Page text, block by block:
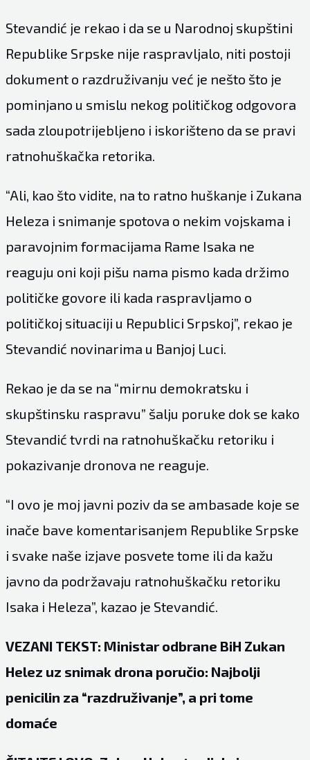
Stevandić je rekao i da se u Narodnoj skupštini
Republike Srpske nije raspravljalo, niti postoji
dokument o razdruživanju već je nešto što je
pominjano u smislu nekog političkog odgovora
sada zloupotrijebljeno i iskorišteno da se pravi
ratnohuškačka retorika.
“Ali, kao što vidite, na to ratno huškanje i Zukana
Heleza i snimanje spotova o nekim vojskama i
paravojnim formacijama Rame Isaka ne
reaguju oni koji pišu nama pismo kada držimo
političke govore ili kada raspravljamo o
političkoj situaciji u Republici Srpskoj”, rekao je
Stevandić novinarima u Banjoj Luci.
Rekao je da se na “mirnu demokratsku i
skupštinsku raspravu” šalju poruke dok se kako
Stevandić tvrdi na ratnohuškačku retoriku i
pokazivanje dronova ne reaguje.
“I ovo je moj javni poziv da se ambasade koje se
inače bave komentarisanjem Republike Srpske
i svake naše izjave posvete tome ili da kažu
javno da podržavaju ratnohuškačku retoriku
Isaka i Heleza”, kazao je Stevandić.
VEZANI TEKST: Ministar odbrane BiH Zukan
Helez uz snimak drona poručio: Najbolji
penicilin za “razdruživanje”, a pri tome
domaće